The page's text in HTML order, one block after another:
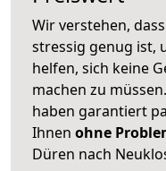
Wir verstehen,
stressig genug ist,
helfen, sich keine
machen zu
haben garantiert
Ihnen ohne
Düren nach